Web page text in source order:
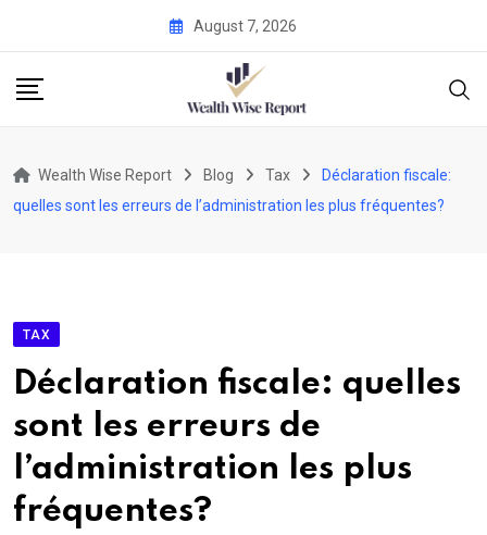
content
August 7, 2026
Wealth Wise Report Blog Tax
Déclaration fiscale:
quelles sont les erreurs de l’administration les plus fréquentes?
TAX
Déclaration fiscale: quelles
sont les erreurs de
l’administration les plus
fréquentes?